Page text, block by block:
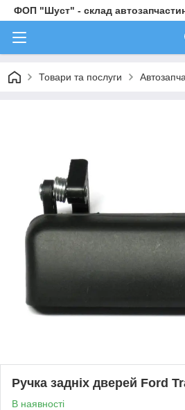
ФОП "Шуст" - склад
Товари та послуги
Ручка задніх дверей Ford
В наявності